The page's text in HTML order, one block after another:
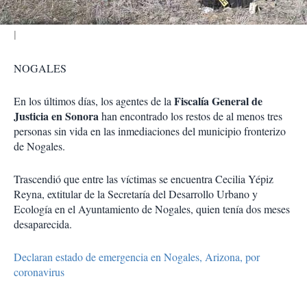
NOGALES
En los últimos días, los agentes de la Fiscalía General de
Justicia en Sonorahan encontrado los restos de al menos tres
personas sin vida en las inmediaciones del municipio fronterizo
de Nogales.
Trascendió que entre las víctimas se encuentra Cecilia Yépiz
Reyna, extitular de la Secretaría del Desarrollo Urbano y
Ecología en el Ayuntamiento de Nogales, quien tenía dos meses
desaparecida.
Declaran estado de emergencia en Nogales, Arizona, por
coronavirus